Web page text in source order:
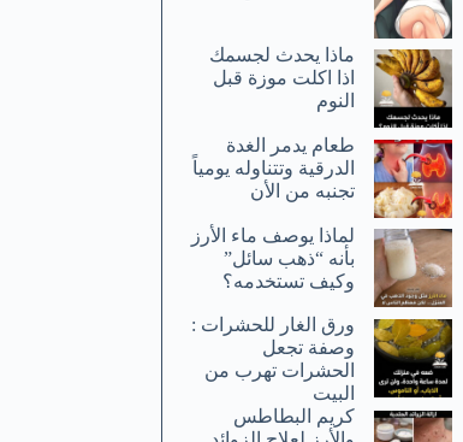
ماذا يحدث لجسمك
اذا اكلت موزة قبل
النوم
طعام يدمر الغدة
الدرقية وتتناوله يومياً
تجنبه من الأن
لماذا يوصف ماء الأرز
بأنه “ذهب سائل”
وكيف تستخدمه؟
ورق الغار للحشرات :
وصفة تجعل
الحشرات تهرب من
البيت
كريم البطاطس